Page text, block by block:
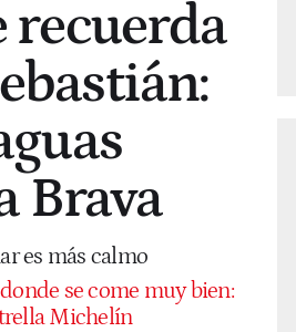
recuerda
Brava
es más calmo
se come muy bien:
Michelín